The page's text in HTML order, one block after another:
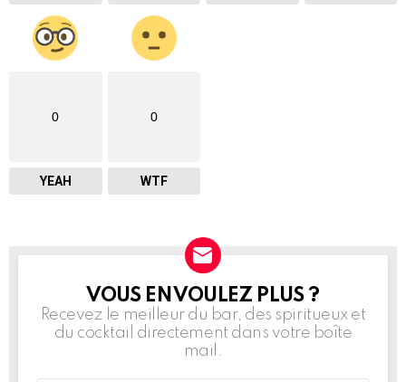
0
YEAH
0
WTF
NEWSLETTER
VOUS EN VOULEZ PLUS ?
Recevez le meilleur du bar, des spiritueux et
du cocktail directement dans votre boîte
mail.